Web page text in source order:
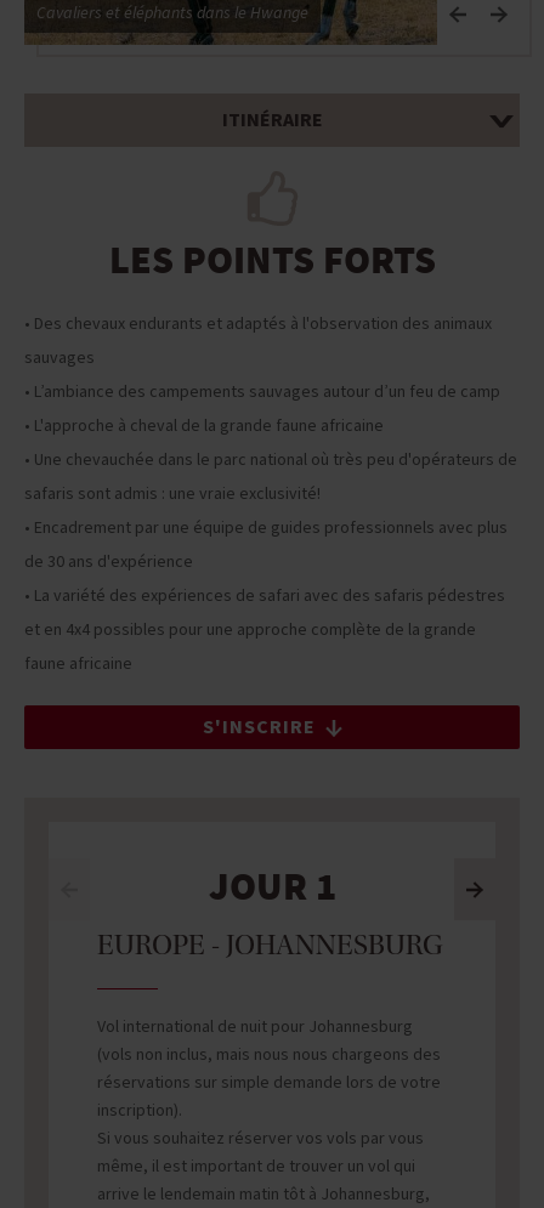
Cavaliers et éléphants dans le Hwange
ITINÉRAIRE
LES POINTS FORTS
• Des chevaux endurants et adaptés à l'observation des animaux
sauvages
• L’ambiance des campements sauvages autour d’un feu de camp
• L'approche à cheval de la grande faune africaine
• Une chevauchée dans le parc national où très peu d'opérateurs de
safaris sont admis : une vraie exclusivité!
• Encadrement par une équipe de guides professionnels avec plus
de 30 ans d'expérience
• La variété des expériences de safari avec des safaris pédestres
et en 4x4 possibles pour une approche complète de la grande
faune africaine
S'INSCRIRE
JOUR 1
EUROPE - JOHANNESBURG
Vol international de nuit pour Johannesburg
(vols non inclus, mais nous nous chargeons des
réservations sur simple demande lors de votre
inscription).
Si vous souhaitez réserver vos vols par vous
même, il est important de trouver un vol qui
arrive le lendemain matin tôt à Johannesburg,